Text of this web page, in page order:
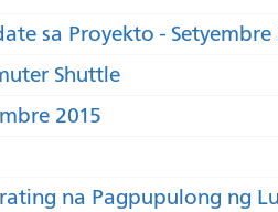
sa Proyekto - Setyembre
Shuttle
2015
na Pagpupulong ng